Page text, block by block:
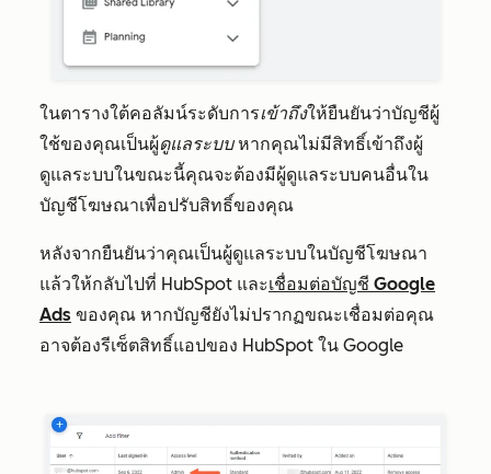
ในตารางใต้คอลัมน์ระดับการเข้าถึงให้ยืนยันว่าบัญชีผู้
ใช้ของคุณเป็นผู้ดูแลระบบหากคุณไม่มีสิทธิ์เข้าถึงผู้
ดูแลระบบในขณะนี้คุณจะต้องมีผู้ดูแลระบบคนอื่นใน
บัญชีโฆษณาเพื่อปรับสิทธิ์ของคุณ
หลังจากยืนยันว่าคุณเป็นผู้ดูแลระบบในบัญชีโฆษณา
แล้วให้กลับไปที่ HubSpot และเชื่อมต่อบัญชี Google
Ads ของคุณ หากบัญชียังไม่ปรากฏขณะเชื่อมต่อคุณ
อาจต้องรีเซ็ตสิทธิ์แอปของ HubSpot ใน Google